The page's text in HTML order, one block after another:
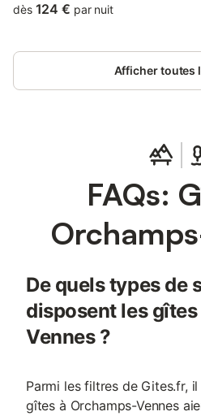
dès 124 € par nuit
Afficher toutes
FAQs:
De quels types de
disposent les
Vennes ?
Parmi les filtres de Gites.fr,
gîtes à Orchamps-Vennes